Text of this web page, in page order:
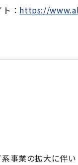
： https://
事業の拡大に伴